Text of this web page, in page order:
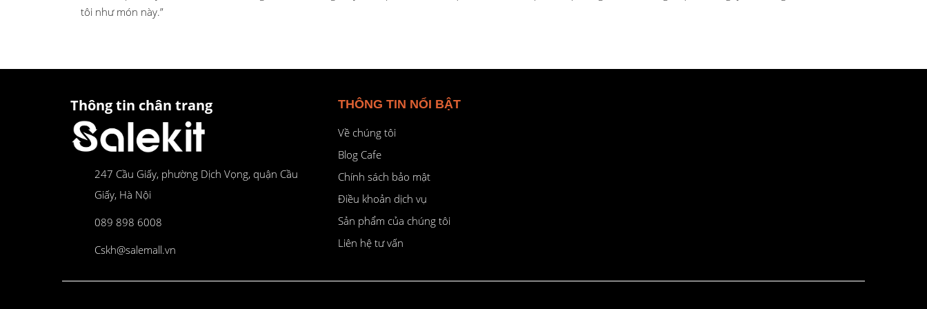
tôi như món này.”
Thông tin chân trang
247 Cầu Giấy, phường Dịch Vọng, quận Cầu
Giấy, Hà Nội
089 898 6008
Cskh@salemall.vn
THÔNG TIN NỔI BẬT
Về chúng tôi
Blog Cafe
Chính sách bảo mật
Điều khoản dịch vụ
Sản phẩm của chúng tôi
Liên hệ tư vấn